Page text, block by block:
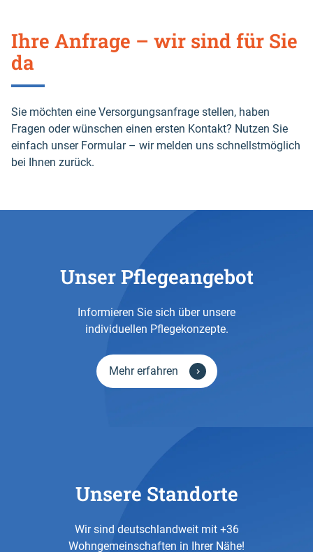
before
this
section
Ihre Anfrage – wir sind für Sie
da
Sie möchten eine Versorgungsanfrage stellen, haben
Fragen oder wünschen einen ersten Kontakt? Nutzen Sie
einfach unser Formular – wir melden uns schnellstmöglich
bei Ihnen zurück.
Unser Pflegeangebot
Informieren Sie sich über unsere
individuellen Pflegekonzepte.
Mehr erfahren
Unsere Standorte
Wir sind deutschlandweit mit +36
Wohngemeinschaften in Ihrer Nähe!